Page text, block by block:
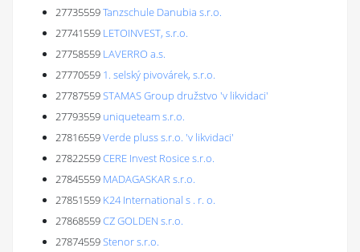
27735559Tanzschule Danubia s.r.o.
27741559 LETOINVEST, s.r.o.
27758559 LAVERRO a.s.
27770559 1. selský pivovárek, s.r.o.
27787559STAMAS Group družstvo 'v likvidaci'
27793559 uniqueteam s.r.o.
27816559Verde pluss s.r.o. 'v likvidaci'
27822559CERE Invest Rosice s.r.o.
27845559 MADAGASKAR s.r.o.
27851559 K24 International s . r. o.
27868559CZ GOLDEN s.r.o.
27874559Stenor s.r.o.